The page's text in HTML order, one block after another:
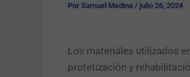
Por Samuel Medina / julio 26, 2024
Los materiales utilizados
protetización y